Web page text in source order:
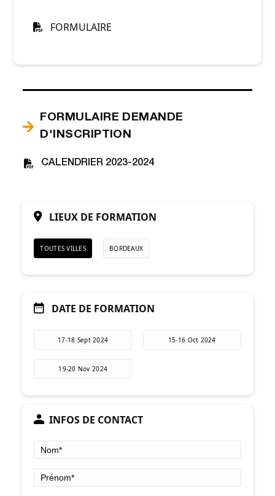
FORMULAIRE
FORMULAIRE DEMANDE
D'INSCRIPTION
CALENDRIER 2023-2024
LIEUX DE FORMATION
TOUTES VILLES BORDEAUX
DATE DE FORMATION
17-18 Sept 2024 15-16 Oct 2024
19-20 Nov 2024
INFOS DE CONTACT